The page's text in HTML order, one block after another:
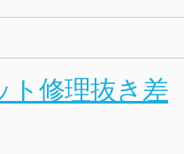
ト修理抜き差